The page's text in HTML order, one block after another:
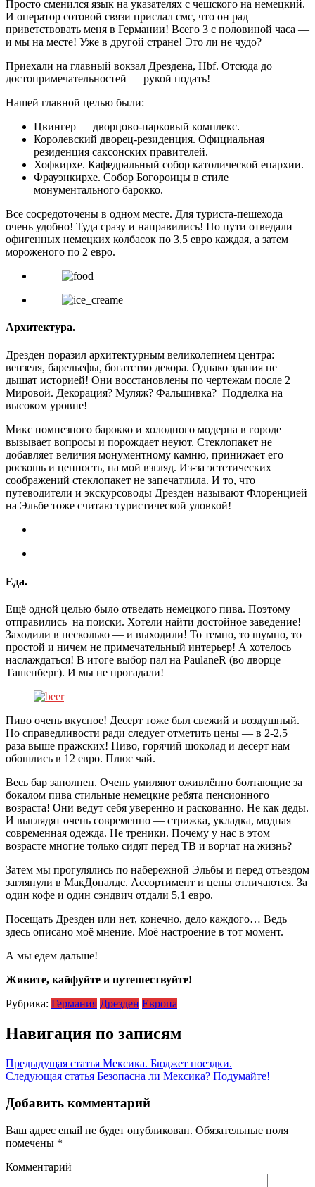
Просто сменился язык на указателях с чешского на немецкий.
И оператор сотовой связи прислал смс, что он рад
приветствовать меня в Германии! Всего 3 с половиной часа —
и мы на месте! Уже в другой стране! Это ли не чудо?
Приехали на главный вокзал Дрездена, Hbf. Отсюда до
достопримечательностей — рукой подать!
Нашей главной целью были:
Цвингер — дворцово-парковый комплекс.
Королевский дворец-резиденция. Официальная
резиденция саксонских правителей.
Хофкирхе. Кафедральный собор католической епархии.
Фрауэнкирхе. Собор Богороицы в стиле
монументального барокко.
Все сосредоточены в одном месте. Для туриста-пешехода
очень удобно! Туда сразу и направились! По пути отведали
офигенных немецких колбасок по 3,5 евро каждая, а затем
мороженого по 2 евро.
Архитектура.
Дрезден поразил архитектурным великолепием центра:
вензеля, барельефы, богатство декора. Однако здания не
дышат историей! Они восстановлены по чертежам после 2
Мировой. Декорация? Муляж? Фальшивка? Подделка на
высоком уровне!
Микс помпезного барокко и холодного модерна в городе
вызывает вопросы и порождает неуют. Стеклопакет не
добавляет величия монументному камню, принижает его
роскошь и ценность, на мой взгляд. Из-за эстетических
соображений стеклопакет не запечатлила. И то, что
путеводители и экскурсоводы Дрезден называют Флоренцией
на Эльбе тоже считаю туристической уловкой!
Еда.
Ещё одной целью было отведать немецкого пива. Поэтому
отправились на поиски. Хотели найти достойное заведение!
Заходили в несколько — и выходили! То темно, то шумно, то
простой и ничем не примечательный интерьер! А хотелось
наслаждаться! В итоге выбор пал на PaulaneR (во дворце
Ташенберг). И мы не прогадали!
Пиво очень вкусное! Десерт тоже был свежий и воздушный.
Но справедливости ради следует отметить цены — в 2-2,5
раза выше пражских! Пиво, горячий шоколад и десерт нам
обошлись в 12 евро. Плюс чай.
Весь бар заполнен. Очень умиляют оживлённо болтающие за
бокалом пива стильные немецкие ребята пенсионного
возраста! Они ведут себя уверенно и раскованно. Не как деды.
И выглядят очень современно — стрижка, укладка, модная
современная одежда. Не треники. Почему у нас в этом
возрасте многие только сидят перед ТВ и ворчат на жизнь?
Затем мы прогулялись по набережной Эльбы и перед отъездом
заглянули в МакДоналдс. Ассортимент и цены отличаются. За
один кофе и один сэндвич отдали 5,1 евро.
Посещать Дрезден или нет, конечно, дело каждого… Ведь
здесь описано моё мнение. Моё настроение в тот момент.
А мы едем дальше!
Живите, кайфуйте и путешествуйте!
Рубрика: Германия Дрезден Европа
Навигация по записям
Предыдущая статья Мексика. Бюджет поездки.
Следующая статья Безопасна ли Мексика? Подумайте!
Добавить комментарий
Ваш адрес email не будет опубликован. Обязательные поля
помечены *
Комментарий